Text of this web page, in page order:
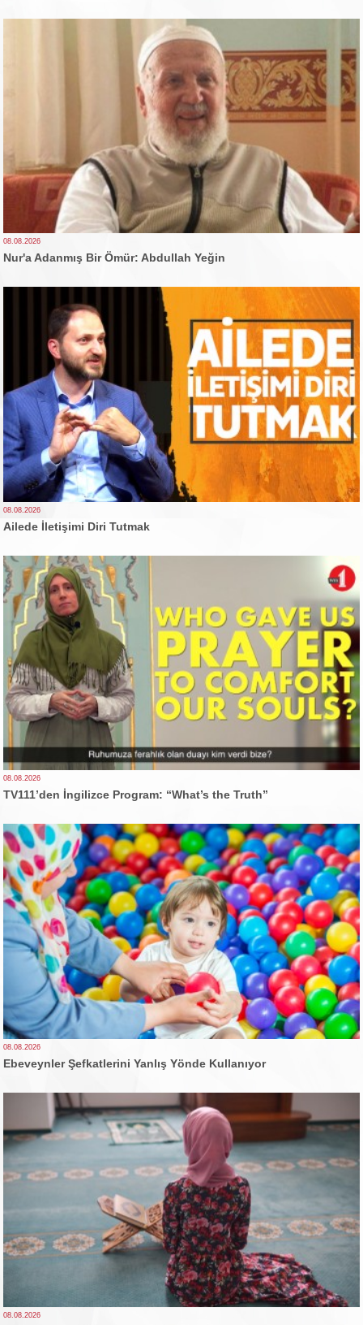
08.08.2026
Nur'a Adanmış Bir Ömür: Abdullah Yeğin
08.08.2026
Ailede İletişimi Diri Tutmak
08.08.2026
TV111’den İngilizce Program: “What’s the Truth”
08.08.2026
Ebeveynler Şefkatlerini Yanlış Yönde Kullanıyor
08.08.2026